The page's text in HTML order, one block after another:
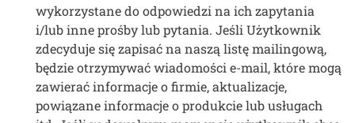
wykorzystane do odpowiedzi na ich zapytania
i/lub inne prośby lub pytania. Jeśli Użytkownik
zdecyduje się zapisać na naszą listę mailingową,
będzie otrzymywać wiadomości e-mail, które mogą
zawierać informacje o firmie, aktualizacje,
powiązane informacje o produkcie lub usługach